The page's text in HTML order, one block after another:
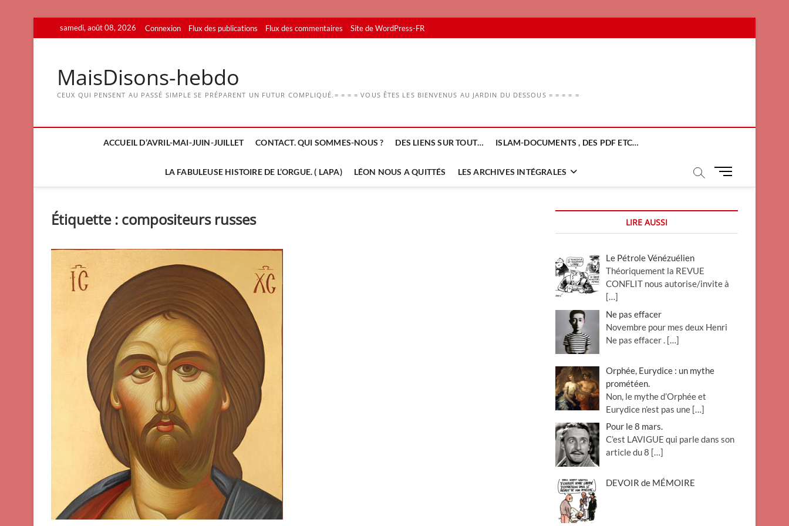
to
samedi, août 08, 2026 Connexion Flux des publications Flux des commentaires Site de WordPress-FR
MaisDisons-hebdo
CEUX QUI PENSENT AU PASSÉ SIMPLE SE PRÉPARENT UN FUTUR COMPLIQUÉ.= = = = VOUS ÊTES LES BIENVENUS AU JARDIN DU DESSOUS = = = = =
ACCUEIL D’AVRIL-MAI-JUIN-JUILLET CONTACT. QUI SOMMES-NOUS ? DES LIENS SUR TOUT… ISLAM-DOCUMENTS , DES PDF ETC…
LA FABULEUSE HISTOIRE DE L’ORGUE. ( LAPA) LÉON NOUS A QUITTÉS LES ARCHIVES INTÉGRALES
M
u
u
n
Étiquette : compositeurs russes LIRE AUSSI
Le Pétrole Vénézuélien
Théoriquement la REVUE
CONFLIT nous autorise/invite à
[…]
Ne pas effacer
Novembre pour mes deux Henri
Ne pas effacer . […]
Orphée, Eurydice : un mythe
prométéen.
Non, le mythe d’Orphée et
Eurydice n’est pas une […]
Pour le 8 mars.
C’est LAVIGUE qui parle dans son
article du 8 […]
DEVOIR de MÉMOIRE